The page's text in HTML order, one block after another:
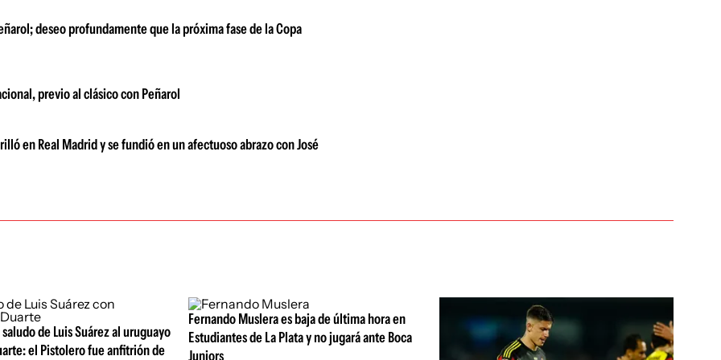
deseo profundamente que la próxima fase de la Copa
previo al clásico con Peñarol
en Real Madrid y se fundió en un afectuoso abrazo con José
de Luis Suárez al uruguayo
el Pistolero fue anfitrión de
Fernando Muslera es baja de última hora en
Estudiantes de La Plata y no jugará ante Boca
Juniors